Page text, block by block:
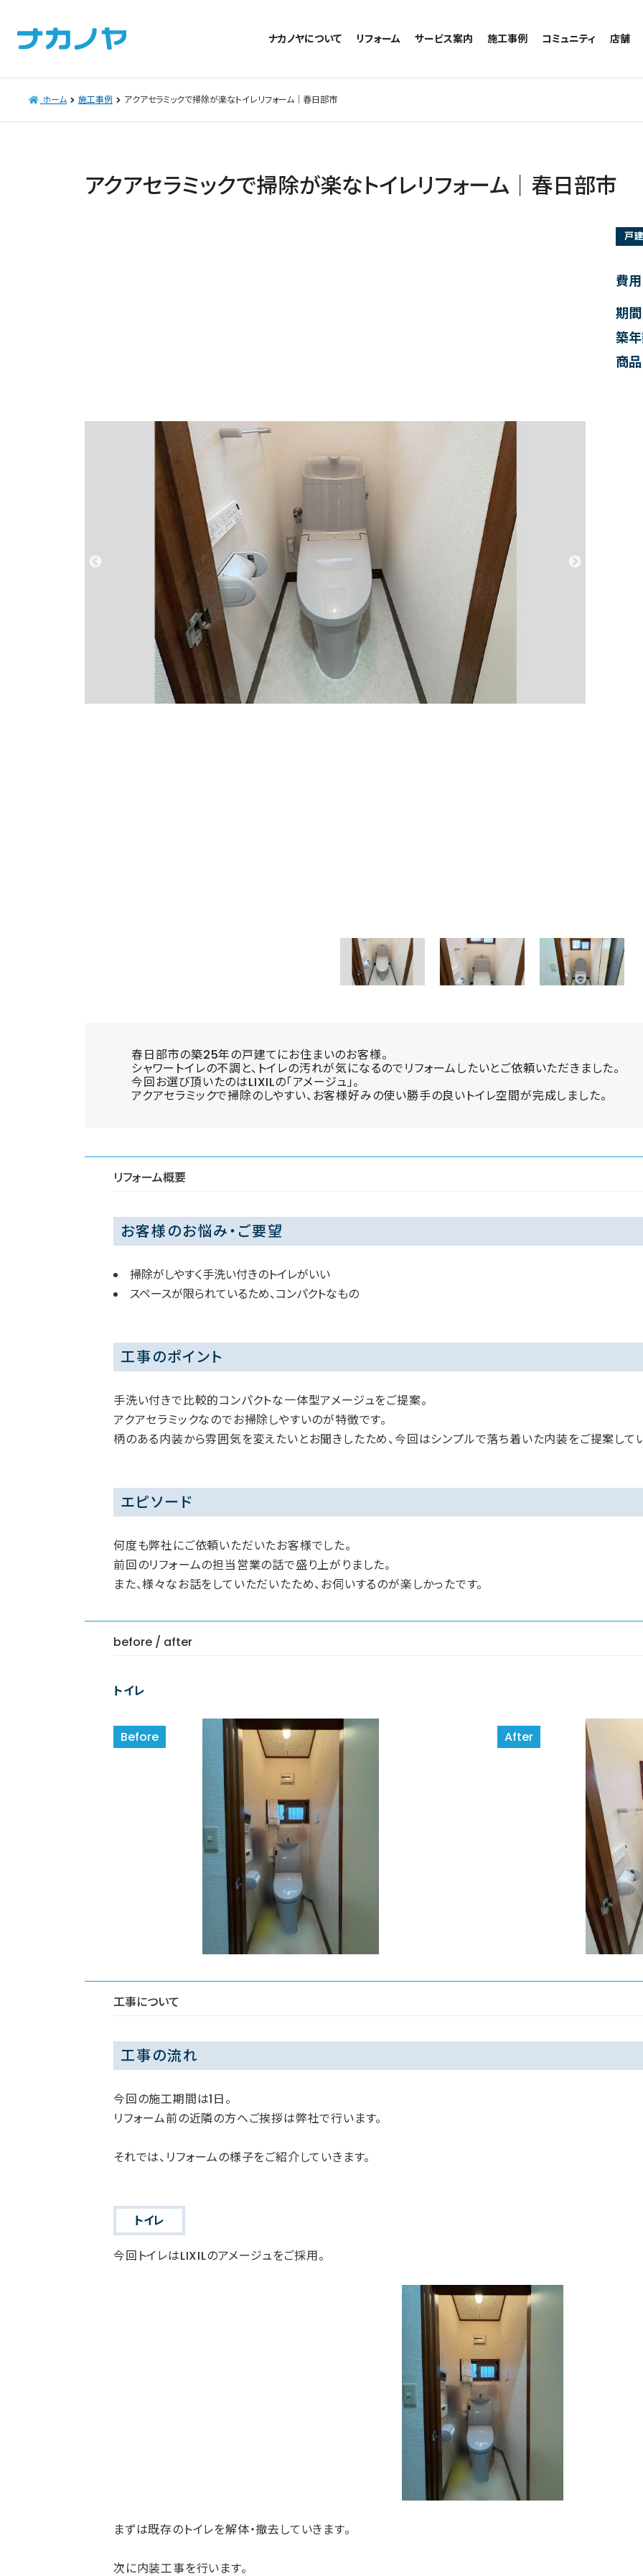
ナカノヤについて リフォーム
お風呂のリフォーム
洗面台のリフォーム
水回りのリフォーム
サービス案内
相談室・よくある質問
施工事例
トイレの施工事例
キッチンの施工事例
コミュニティ
アルブル通信
ブログ
協力会社様専用
店舗
墨
日
ホーム 施工事例 アクアセラミックで掃除が楽なトイレリフォーム｜春日部市
アクアセラミックで掃除が楽なトイレリフォーム｜春日部市
戸
費用
期間
築
商品
春日部市の築25年の戸建てにお住まいのお客様。
シャワートイレの不調と、トイレの汚れが気になるのでリフォームしたいとご依頼いただきました。
今回お選び頂いたのはLIXILの「アメージュ」。
アクアセラミックで掃除のしやすい、お客様好みの使い勝手の良いトイレ空間が完成しました。
リフォーム概要
お客様のお悩み・ご要望
掃除がしやすく手洗い付きのトイレがいい
スペースが限られているため、コンパクトなもの
工事のポイント
手洗い付きで比較的コンパクトな一体型アメージュをご提案。
アクアセラミックなのでお掃除しやすいのが特徴です。
柄のある内装から雰囲気を変えたいとお聞きしたため、今回はシンプルで落ち着いた内装をご提案して
エピソード
何度も弊社にご依頼いただいたお客様でした。
前回のリフォームの担当営業の話で盛り上がりました。
また、様々なお話をしていただいたため、お伺いするのが楽しかったです。
before / after
トイレ
工事について
工事の流れ
今回の施工期間は1日。
リフォーム前の近隣の方へご挨拶は弊社で行います。
それでは、リフォームの様子をご紹介していきます。
トイレ
今回トイレはLIXILのアメージュをご採用。
まずは既存のトイレを解体・撤去していきます。
次に内装工事を行います。